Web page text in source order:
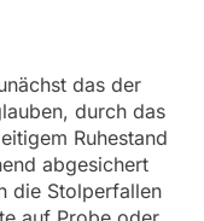
das der
durch das
Ruhestand
abgesichert
die Stolperfallen